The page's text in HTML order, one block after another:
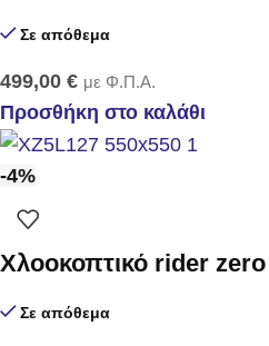
Σε απόθεμα
499,00 € με Φ.Π.Α.
Προσθήκη στο καλάθι
-4%
Χλοοκοπτικό rider
Σε απόθεμα